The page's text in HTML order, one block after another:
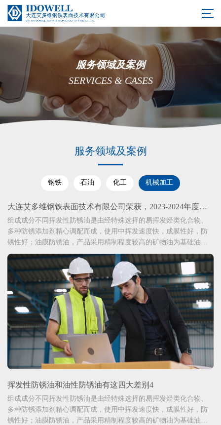
服务领域及案例
SERVICES & CASES
服务领域及案例
钢铁 石油 化工 机械加工
大连艾多维钢铁表面技术有限公司荣获，2023-2024年度全
国“佳新锐企业”4
组成成分不同挥发性防锈油是由经特殊选择的易挥发烃类化合物、
多种防锈添加剂精心调配而成，使用中挥发速度快，成膜性好，防
锈性好；油膜防锈油，产品采用精制程度较高的矿物油为基础油，
并添加防锈、抗氧化等多种进口添加剂研制而成。
挥发性防锈油和油性防锈油有这四大差别4
组成成分不同挥发性防锈油是由经特殊选择的易挥发烃类化合物、
多种防锈添加剂精心调配而成，使用中挥发速度快，成膜性好，防
锈性好；油膜防锈油，产品采用精制程度较高的矿物油为基础油，